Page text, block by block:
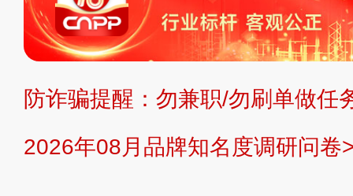
不代理、不招商、不提供中介服务。
持投资购买的观点或意见，页面信息
提交说明： 快速提交发布>> 提交品
防诈骗提醒：勿兼职/勿刷单做任
2026年08月品牌知名度调研问卷